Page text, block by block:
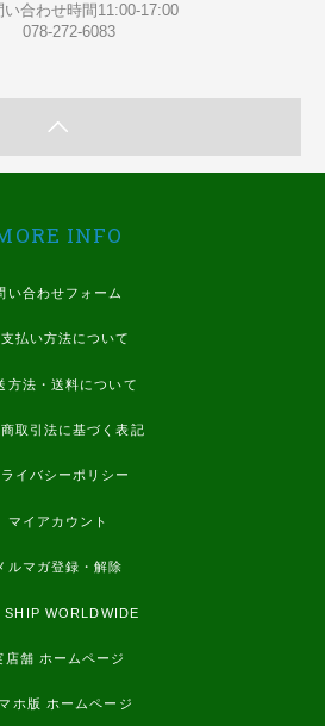
合わせ時間11:00-17:00
078-272-6083
INFO
い合わせフォーム
払い方法について
方法・送料について
取引法に基づく表記
イバシーポリシー
マイアカウント
ルマガ登録・解除
SHIP WORLDWIDE
店舗 ホームページ
ホ版 ホームページ